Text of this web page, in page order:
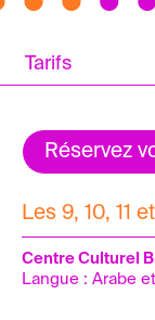
Tarifs
Réservez
Les 9, 10, 11
Centre Culturel
Langue : Arabe